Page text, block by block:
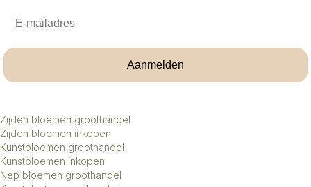
Aanmelden
Zijden bloemen groothandel
Zijden bloemen inkopen
Kunstbloemen groothandel
Kunstbloemen inkopen
Nep bloemen groothandel